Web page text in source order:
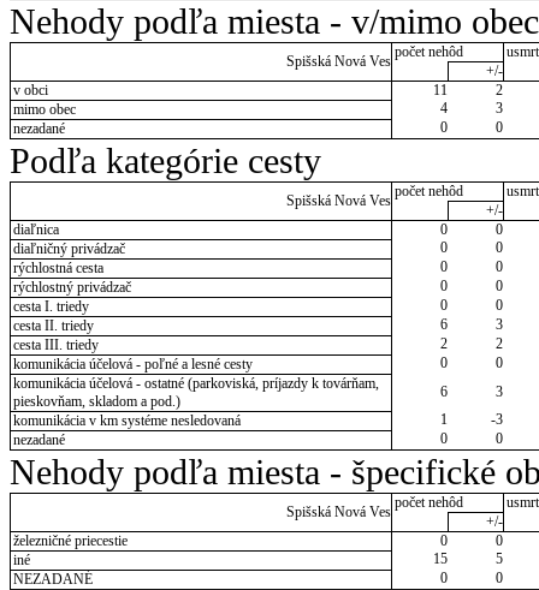
Nehody podľa miesta - v/mimo obec
Spišská Nová Ves
počet nehôd
+/-
v obci
11
2
mimo obec
4
3
nezadané
0 0
Podľa kategórie cesty
Spišská Nová Ves
počet nehôd
+/-
diaľnica
0
0
diaľničný privádzač
0
0
rýchlostná cesta
0
0
rýchlostný privádzač
0
0
cesta I. triedy
0
0
cesta II. triedy
6
3
cesta III. triedy
2
2
komunikácia účelová - poľné a lesné cesty
0
0
komunikácia účelová - ostatné (parkoviská, príjazdy k továrňam,
pieskovňam, skladom a pod.)
6
3
komunikácia v km systéme nesledovaná
1
-3
nezadané
0 0
Nehody podľa miesta - špecifické
Spišská Nová Ves
počet nehôd
+/-
železničné priecestie
0
0
iné
15
5
NEZADANÉ
0 0